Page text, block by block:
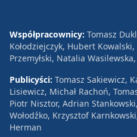
Współpracownicy: Tomasz
Kołodziejczyk, Hubert
Przemyłski, Natalia
Publicyści: Tomasz Sakiewicz,
Lisiewicz, Michał Rachoń,
Piotr Nisztor, Adrian
Wołodźko, Krzysztof
Herman